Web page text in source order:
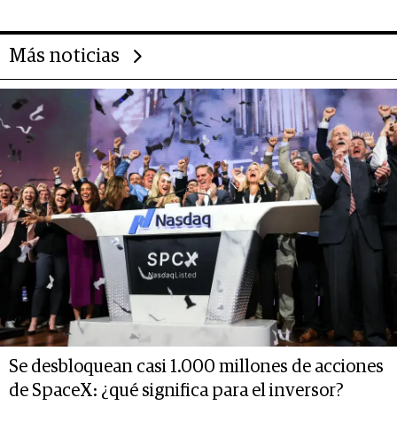
Más noticias
Se desbloquean casi 1.000 millones de acciones
de SpaceX: ¿qué significa para el inversor?